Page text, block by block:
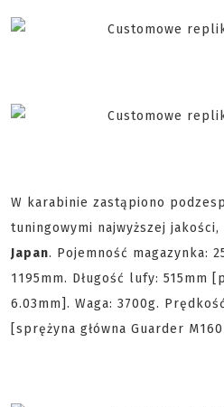
W karabinie zastąpiono
tuningowymi najwyższej
Japan. Pojemność magazynka:
1195mm. Długość lufy: 515mm
6.03mm]. Waga: 3700g.
[sprężyna główna Guarder